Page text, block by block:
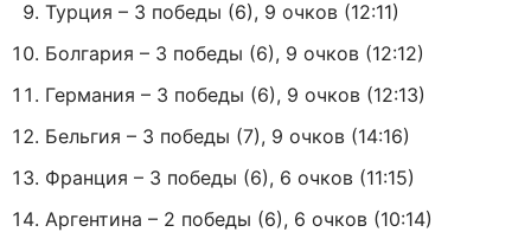
Турция – 3 победы (6), 9 очков (12:11)
Болгария – 3 победы (6), 9 очков (12:12)
Германия – 3 победы (6), 9 очков (12:13)
Бельгия – 3 победы (7), 9 очков (14:16)
Франция – 3 победы (6), 6 очков (11:15)
Аргентина – 2 победы (6), 6 очков (10:14)